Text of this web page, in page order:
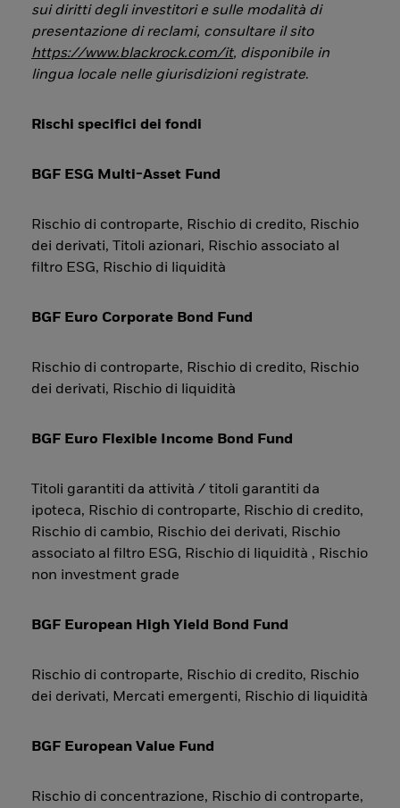
sui diritti degli investitori e sulle modalità di
presentazione di reclami, consultare il sito
https://www.blackrock.com/it, disponibile in
lingua locale nelle giurisdizioni registrate.
Rischi specifici dei fondi
BGF ESG Multi-Asset Fund
Rischio di controparte, Rischio di credito, Rischio
dei derivati, Titoli azionari, Rischio associato al
filtro ESG, Rischio di liquidità
BGF Euro Corporate Bond Fund
Rischio di controparte, Rischio di credito, Rischio
dei derivati, Rischio di liquidità
BGF Euro Flexible Income Bond Fund
Titoli garantiti da attività / titoli garantiti da
ipoteca, Rischio di controparte, Rischio di credito,
Rischio di cambio, Rischio dei derivati, Rischio
associato al filtro ESG, Rischio di liquidità , Rischio
non investment grade
BGF European High Yield Bond Fund
Rischio di controparte, Rischio di credito, Rischio
dei derivati, Mercati emergenti, Rischio di liquidità
BGF European Value Fund
Rischio di concentrazione, Rischio di controparte,